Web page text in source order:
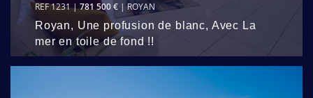
REF 1231 |781 500 € | ROYAN
Royan, Une profusion de blanc, Avec La
mer en toile de fond !!